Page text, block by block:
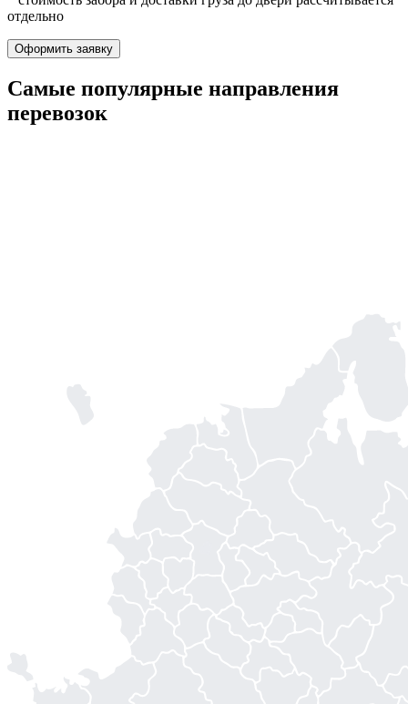
отдельно
Оформить заявку
Самые популярные направления
перевозок